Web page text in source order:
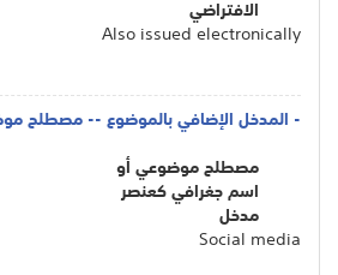
الافتراضي
Also issued electronically
- المدخل الإضافي بالموضوع -- مصطلح
مصطلح موضوعي أو
اسم جغرافي كعنصر
مدخل
Social media